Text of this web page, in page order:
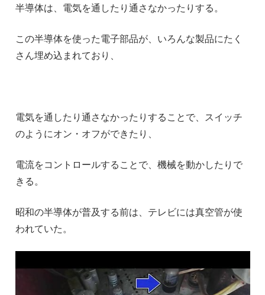
半導体は、電気を通したり通さなかったりする。
この半導体を使った電子部品が、いろんな製品にたく
さん埋め込まれており、
電気を通したり通さなかったりすることで、スイッチ
のようにオン・オフができたり、
電流をコントロールすることで、機械を動かしたりで
きる。
昭和の半導体が普及する前は、テレビには真空管が使
われていた。